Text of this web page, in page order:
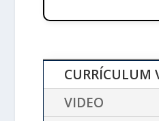
CURRÍCULUM
VIDEO